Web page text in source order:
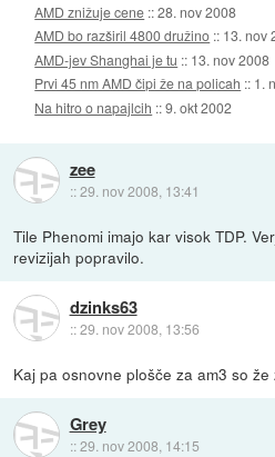
AMD znižuje cene ::28. nov 2008
AMD bo razširil 4800 družino :: 13. nov
AMD-jev Shanghai je tu :: 13. nov 2008
Prvi 45 nm AMD čipi že na policah :: 1.
Na hitro o napajlcih ::9. okt 2002
zee
::29. nov 2008, 13:41
Tile Phenomi imajo kar visok TDP.
revizijah popravilo.
dzinks63
::29. nov 2008, 13:56
Kaj pa osnovne plošče za am3 so
Grey
::29. nov 2008, 14:15